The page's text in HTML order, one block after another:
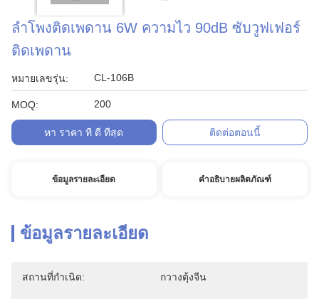
ลำโพงติดเพดาน 6W ความไว 90dB ซับวูฟเฟอร์
ติดเพดาน
หมายเลขรุ่น: CL-106B
MOQ: 200
หา ราคา ที่ ดี ที่สุด ติดต่อตอนนี้
ข้อมูลรายละเอียด คำอธิบายผลิตภัณฑ์
ข้อมูลรายละเอียด
สถานที่กำเนิด: กวางตุ้งจีน